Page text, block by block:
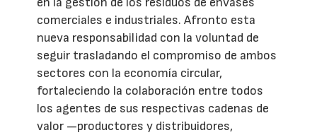
comerciales e industriales. Afronto esta
nueva responsabilidad con la voluntad de
seguir trasladando el compromiso de ambos
sectores con la economía circular,
fortaleciendo la colaboración entre todos
los agentes de sus respectivas cadenas de
valor —productores y distribuidores,